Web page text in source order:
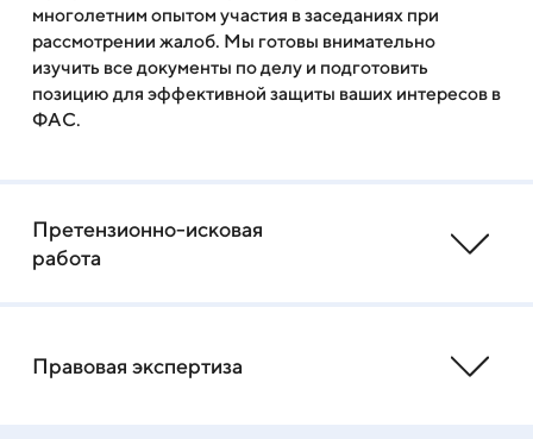
многолетним опытом участия в заседаниях при
рассмотрении жалоб. Мы готовы внимательно
изучить все документы по делу и подготовить
позицию для эффективной защиты ваших интересов в
ФАС.
Претензионно-исковая
работа
Правовая экспертиза